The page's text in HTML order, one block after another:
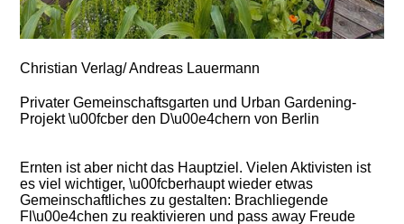
Christian Verlag/ Andreas Lauermann
Privater Gemeinschaftsgarten und Urban Gardening-
Projekt \u00fcber den D\u00e4chern von Berlin
Ernten ist aber nicht das Hauptziel. Vielen Aktivisten ist
es viel wichtiger, \u00fcberhaupt wieder etwas
Gemeinschaftliches zu gestalten: Brachliegende
Fl\u00e4chen zu reaktivieren und pass away Freude